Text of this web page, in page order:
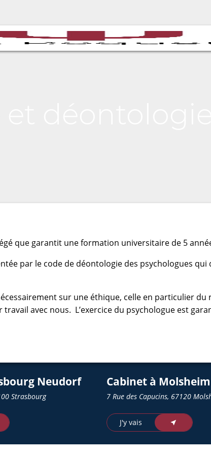
que garantit une formation universitaire de 5
par le code de déontologie des psychologues
sur une éthique, celle en particulier
avec nous. L’exercice du psychologue est
Neudorf
Strasbourg
Cabinet à Molsheim
7 Rue des Capucins, 67120
J'y vais